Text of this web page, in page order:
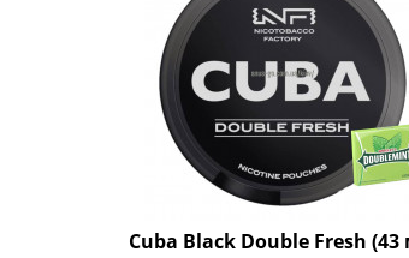
Cuba Black Double Fresh (43